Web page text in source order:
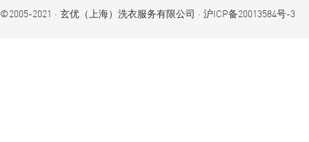
©2005-2021 ⋅ 玄优（上海）洗衣服务有限公司 ⋅ 沪ICP备20013584号-3